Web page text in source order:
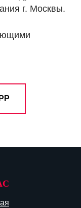
г. Москвы.